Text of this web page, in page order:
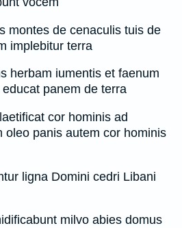
montes de cenaculis tuis de
implebitur terra
herbam iumentis et faenum
panem de terra
cor hominis ad
oleo panis autem cor hominis
ligna Domini cedri Libani
milvo abies domus